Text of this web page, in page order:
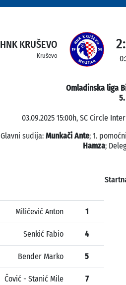
HNK KRUŠEVO
Kruševo
Omladinska liga
03.09.2025 15:00h, SC Circle
Glavni sudija: Munkači Ante; 1.
Hamza;
Milićević Anton 1
Senkić Fabio 4
Bender Marko 5
Čović - Stanić Mile 7